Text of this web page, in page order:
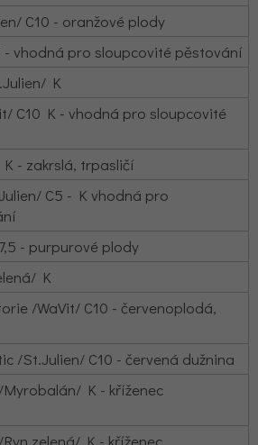
C10 - oranžové plody
- vhodná pro sloupcovité pěstování
K
C10 K - vhodná pro sloupcovité
- zakrslá, trpasličí
C5 - K vhodná pro
- purpurové plody
K
/WaVit/ C10 - červenoplodá,
/St.Julien/ C10 - červená dužnina
K - kříženec